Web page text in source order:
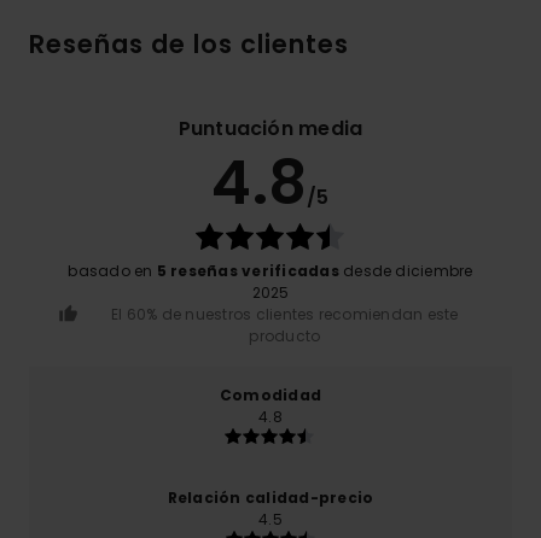
Reseñas de los clientes
Puntuación media
4.8/5
basado en 5 reseñas verificadas desde diciembre
2025
El 60% de nuestros clientes recomiendan este
producto
Comodidad
4.8
Relación calidad-precio
4.5